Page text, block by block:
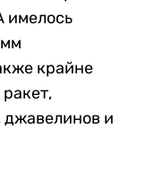
имелось
крайне
джавелинов и